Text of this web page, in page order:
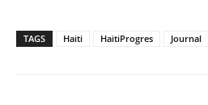
TAGS Haiti HaitiProgres Journal